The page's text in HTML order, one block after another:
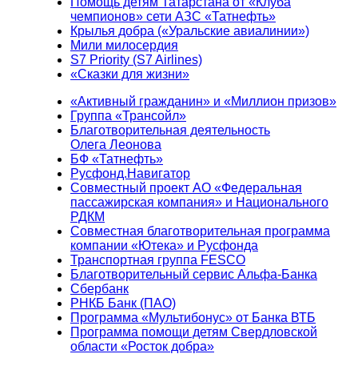
чемпионов» сети АЗС «Татнефть»
Крылья добра («Уральские авиалинии»)
Мили милосердия
S7 Priority (S7 Airlines)
«Сказки для жизни»
«Активный гражданин» и «Миллион призов»
Группа «Трансойл»
Благотворительная деятельность
Олега Леонова
БФ «Татнефть»
Русфонд.Навигатор
Совместный проект АО «Федеральная
пассажирская компания» и Национального
РДКМ
Совместная благотворительная программа
компании «Ютека» и Русфонда
Транспортная группа FESCO
Благотворительный сервис Альфа-Банка
Сбербанк
РНКБ Банк (ПАО)
Программа «Мультибонус» от Банка ВТБ
Программа помощи детям Свердловской
области «Росток добра»